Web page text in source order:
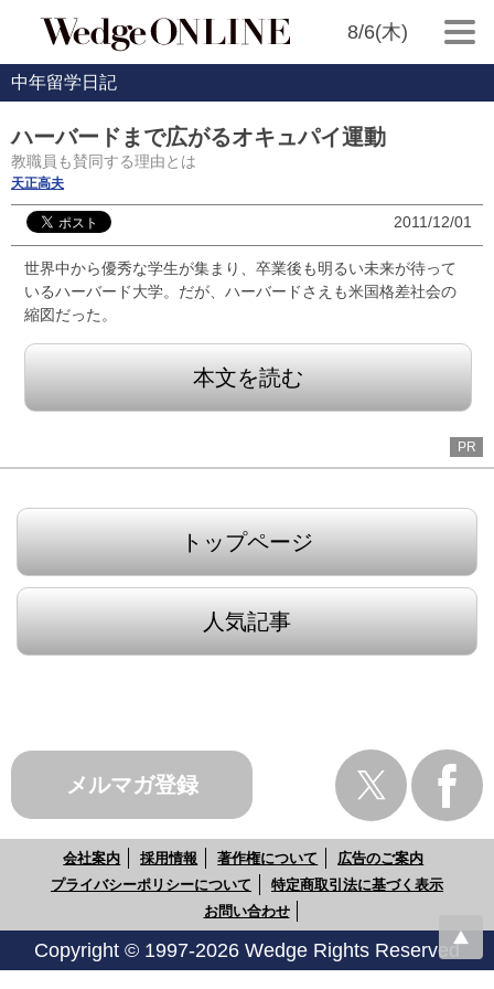
8/6(木)
中年留学日記
ハーバードまで広がるオキュパイ運動
教職員も賛同する理由とは
天正高夫
2011/12/01
世界中から優秀な学生が集まり、卒業後も明るい未来が待って
いるハーバード大学。だが、ハーバードさえも米国格差社会の
縮図だった。
本文を読む
PR
トップページ
人気記事
メルマガ登録
会社案内 採用情報 著作権について
広告のご案内
プライバシーポリシーについて
特定商取引法に基づく表示
お問い合わせ
Copyright © 1997-2026 Wedge Rights Reserved